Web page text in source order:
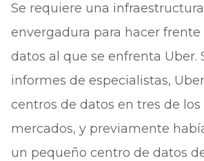
Se requiere una
envergadura para hacer
datos al que se enfrenta Uber.
informes de especialistas,
centros de datos en tres de
mercados, y previamente
un pequeño centro de datos